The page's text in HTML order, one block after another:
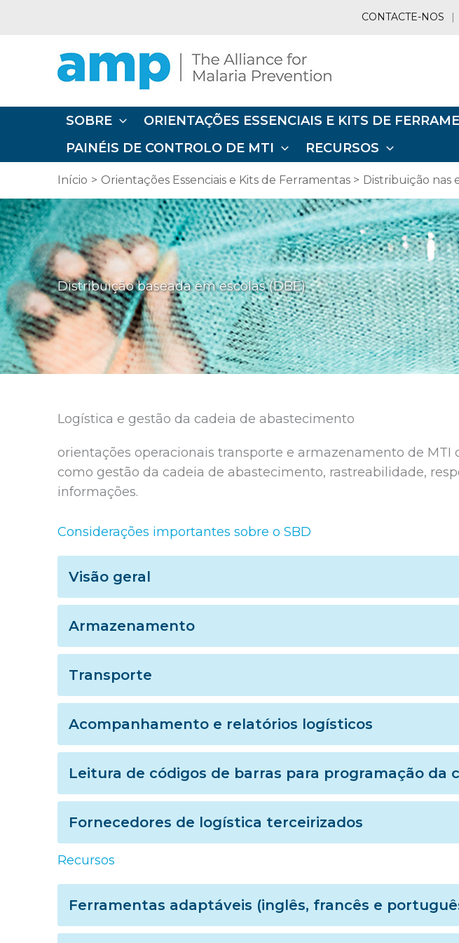
CONTACTE-NOS |
SOBRE ORIENTAÇÕES ESSENCIAIS E KITS DE
PAINÉIS DE CONTROLO DE MTI
RECURSOS
Início Orientações Essenciais e Kits de Ferramentas Distribuição nas
Distribuição baseada em escolas (DBE)
Logística e gestão da cadeia de abastecimento
orientações operacionais transporte e armazenamento de MTI
como gestão da cadeia de abastecimento, rastreabilidade,
informações.
Considerações importantes sobre o SBD
Visão geral
Armazenamento
Transporte
Acompanhamento e relatórios logísticos
Leitura de códigos de barras para programação da
Fornecedores de logística terceirizados
Recursos
Ferramentas adaptáveis (inglês, francês e